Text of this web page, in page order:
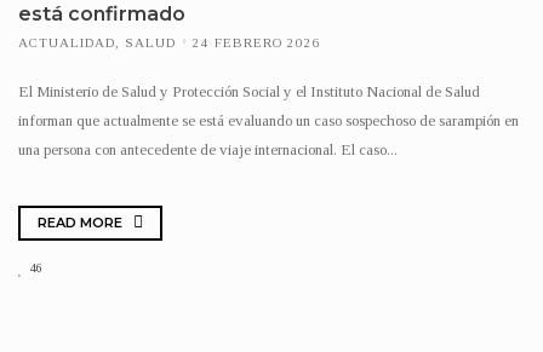
está confirmado
ACTUALIDAD, SALUD 24 FEBRERO 2026
El Ministerio de Salud y Protección Social y el Instituto Nacional de Salud
informan que actualmente se está evaluando un caso sospechoso de sarampión en
una persona con antecedente de viaje internacional. El caso...
READ MORE
46